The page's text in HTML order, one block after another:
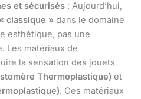
et sécurisés : Aujourd’hui,
« classique » dans le domaine
esthétique, pas une
Les matériaux de
la sensation des jouets
Thermoplastique) et
. Ces matériaux